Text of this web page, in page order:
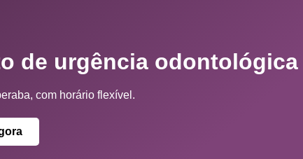
de urgência odontológica
com horário flexível.